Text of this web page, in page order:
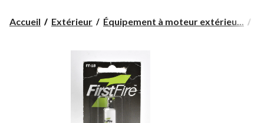
Accueil Extérieur Équipement à moteur extérieu...